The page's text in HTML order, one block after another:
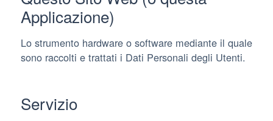
Applicazione)
Lo strumento hardware o software mediante il quale
sono raccolti e trattati i Dati Personali degli Utenti.
Servizio